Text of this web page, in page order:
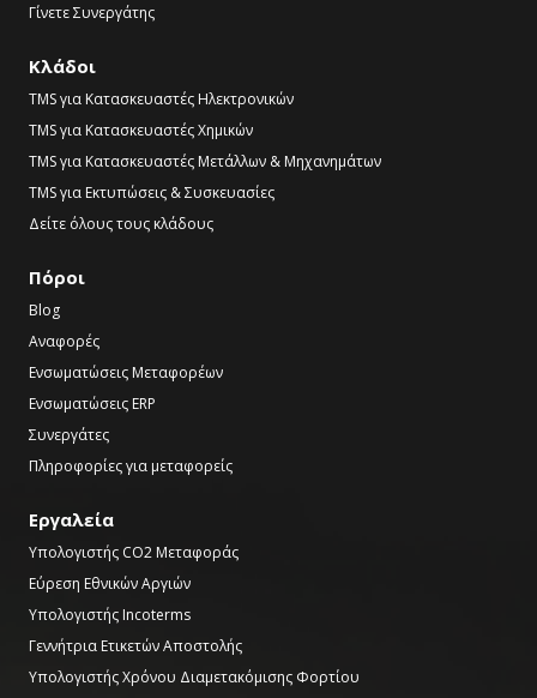
Γίνετε Συνεργάτης
Κλάδοι
TMS για Κατασκευαστές Ηλεκτρονικών
TMS για Κατασκευαστές Χημικών
TMS για Κατασκευαστές Μετάλλων & Μηχανημάτων
TMS για Εκτυπώσεις & Συσκευασίες
Δείτε όλους τους κλάδους
Πόροι
Blog
Αναφορές
Ενσωματώσεις Μεταφορέων
Ενσωματώσεις ERP
Συνεργάτες
Πληροφορίες για μεταφορείς
Εργαλεία
Υπολογιστής CO2 Μεταφοράς
Εύρεση Εθνικών Αργιών
Υπολογιστής Incoterms
Γεννήτρια Ετικετών Αποστολής
Υπολογιστής Χρόνου Διαμετακόμισης Φορτίου